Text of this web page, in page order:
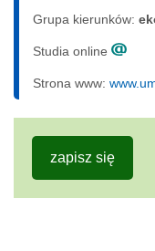
Grupa kierunków:
Studia online
Strona www:
zapisz się